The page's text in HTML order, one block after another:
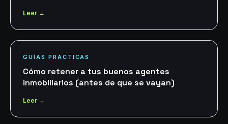
Leer →
GUÍAS PRÁCTICAS
Cómo retener a tus buenos agentes
inmobiliarios (antes de que se vayan)
Leer →